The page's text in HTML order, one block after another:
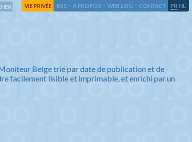
VIE PRIVÉE RSS - A PROPOS - WEB LOG - CONTACT FR NL
Belge trié par date de publication et de
facilement lisible et imprimable, et enrichi par un